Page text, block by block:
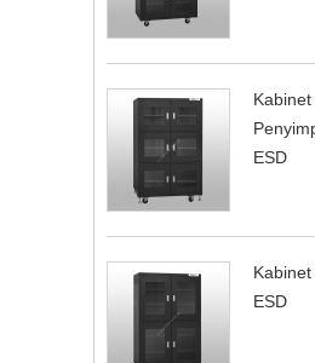
Kabinet
ESD
ESD